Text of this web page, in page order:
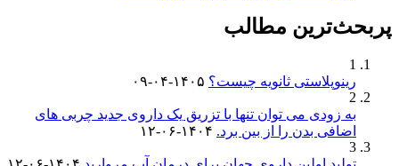
پربحث‌ترین مطالب
1
رینوپلاستی ثانویه چیست؟ ۱۴۰۵-۰۴-۰۹
2
به زودی می توان تنها با تزریق یک داروی جدید چربی های
اضافی بدن را از بین برد. ۱۴۰۴-۰۶-۱۲
3